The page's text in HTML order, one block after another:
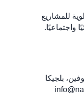
للمشاريع
واجتماعيًا.